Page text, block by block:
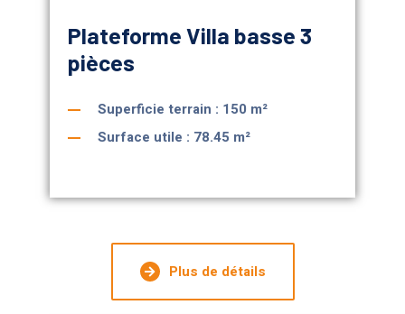
Plateforme Villa basse 3
pièces
Superficie terrain : 150 m²
Surface utile : 78.45 m²
Plus de détails